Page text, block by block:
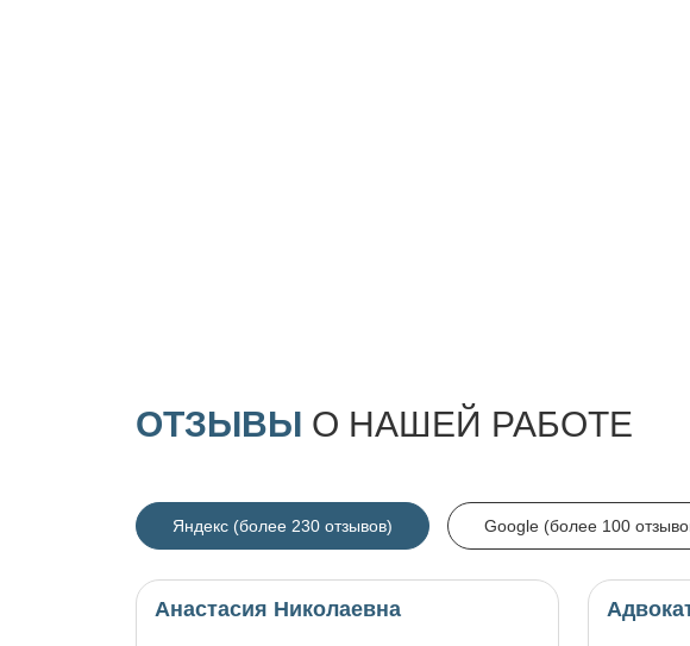
ОТЗЫВЫ О НАШЕЙ РАБОТЕ
Яндекс (более 230 отзывов) Google (более 100
Анастасия Николаевна